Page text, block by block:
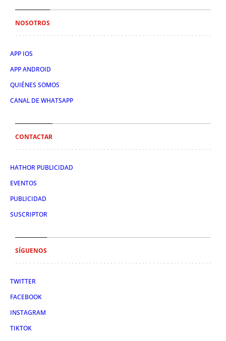
NOSOTROS
APP IOS
APP ANDROID
QUIÉNES SOMOS
CANAL DE WHATSAPP
CONTACTAR
HATHOR PUBLICIDAD
EVENTOS
PUBLICIDAD
SUSCRIPTOR
SÍGUENOS
TWITTER
FACEBOOK
INSTAGRAM
TIKTOK